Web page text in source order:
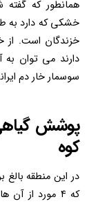
همانطور که گفته
خشکی که دارد به
خزندگان است. از
دارند می توان به
سوسمار خار دم
پوشش
کوه
که ۴ مورد از